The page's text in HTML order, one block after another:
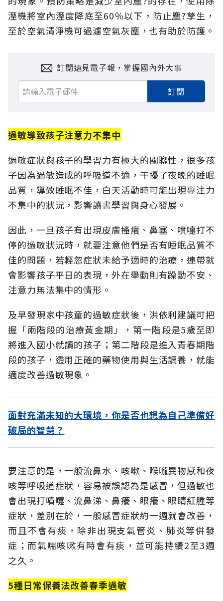
溼機將室內溼度降底至60％以下，防止塵?孳生，
至於空氣清淨機可過濾空氣灰塵，也有助於防護。
訂閱遠見電子報，掌握國內外大事
訂閱
過敏導致孩子注意力不集中
過敏症狀與孩子的學習力有極大的關聯性，很多孩
子因為過敏造成的呼吸道不適，干擾了夜晚的睡眠
品質，導致睡眠不佳，白天活動時可能出現專注力
不集中的狀況，影響讀書學習與身心發展。
因此，一旦孩子有出現皮膚搔癢、鼻塞、噴嚏打不
停的過敏狀況時，就要注意他們是否有睡眠品質不
佳的問題，若輕忽症狀未給予適時的治療，連帶就
會影響孩子平日的表現，外在舉動則有躁動不安、
注意力無法集中的情形。
及早發現家中孩童的過敏症狀後，洪依利建議可把
握「兩階段的治療黃金期」，第一階段是5歲至即
將進入國小就讀的孩子；第二階段是進入青春期階
段的孩子，透用正確的藥物使用與生活調養，就能
適度改善過敏現象。
面對充滿未知的大環境，你是否也想為自己準備好
破局的智慧？
要注意的是，一般流鼻水、咳嗽、喉嚨異物感和夜
咳等呼吸道症狀，容易被誤認為是感冒，但過敏也
會出現打噴嚏、流鼻涕、鼻癢、眼癢、眼睛紅腫等
症狀，差別在於，一般感冒症狀約一週就會改善，
而且不會有痰，除非出現支氣管炎、肺炎等併發
症；而氣喘咳嗽有時會有痰，並可能持續2至3週
之久。
5種日常保養法改善春季過敏